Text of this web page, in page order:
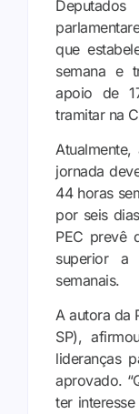
que
semana e
apoio de
tramitar na
jornada
44 horas
por seis
PEC prevê
superior
semanais.
A autora da
SP),
lideranças
aprovado.
ter